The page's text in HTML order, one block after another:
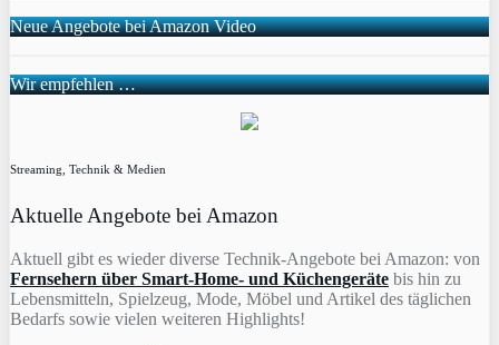
Neue Angebote bei Amazon Video
Wir empfehlen …
Streaming, Technik & Medien
Aktuelle Angebote bei Amazon
Aktuell gibt es wieder diverse Technik-Angebote bei Amazon: von
Fernsehern über Smart-Home- und Küchengeräte bis hin zu
Lebensmitteln, Spielzeug, Mode, Möbel und Artikel des täglichen
Bedarfs sowie vielen weiteren Highlights!